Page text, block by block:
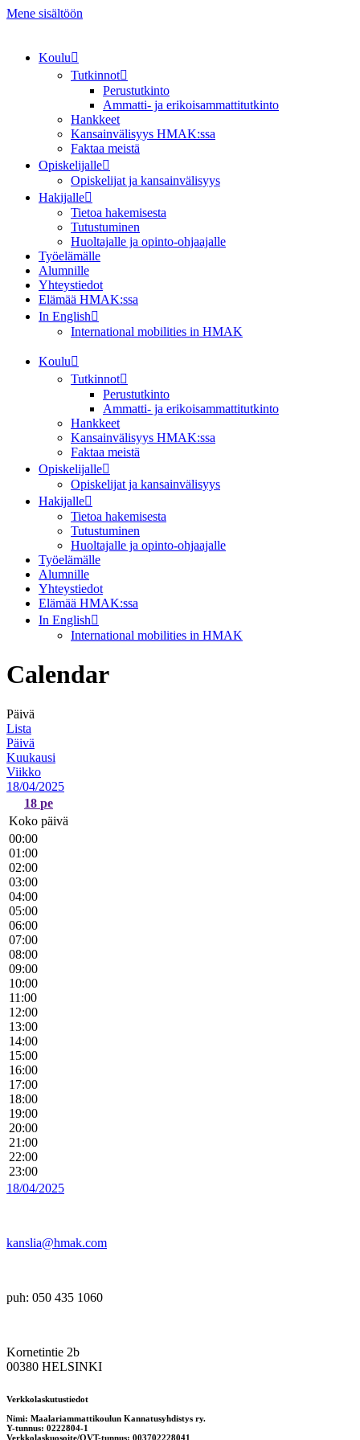
Mene sisältöön
Koulu
Tutkinnot
Perustutkinto
Ammatti- ja erikoisammattitutkinto
Hankkeet
Kansainvälisyys HMAK:ssa
Faktaa meistä
Opiskelijalle
Opiskelijat ja kansainvälisyys
Hakijalle
Tietoa hakemisesta
Tutustuminen
Huoltajalle ja opinto-ohjaajalle
Työelämälle
Alumnille
Yhteystiedot
Elämää HMAK:ssa
In English
International mobilities in HMAK
Koulu
Tutkinnot
Perustutkinto
Ammatti- ja erikoisammattitutkinto
Hankkeet
Kansainvälisyys HMAK:ssa
Faktaa meistä
Opiskelijalle
Opiskelijat ja kansainvälisyys
Hakijalle
Tietoa hakemisesta
Tutustuminen
Huoltajalle ja opinto-ohjaajalle
Työelämälle
Alumnille
Yhteystiedot
Elämää HMAK:ssa
In English
International mobilities in HMAK
Calendar
Päivä
Lista
Päivä
Kuukausi
Viikko
18/04/2025
18 pe
Koko päivä
00:00
01:00
02:00
03:00
04:00
05:00
06:00
07:00
08:00
09:00
10:00
11:00
12:00
13:00
14:00
15:00
16:00
17:00
18:00
19:00
20:00
21:00
22:00
23:00
18/04/2025
kanslia@hmak.com
puh: 050 435 1060
Kornetintie 2b
00380 HELSINKI
Verkkolaskutustiedot
Nimi: Maalariammattikoulun Kannatusyhdistys ry.
Y-tunnus: 0222804-1
Verkkolaskuosoite/OVT-tunnus: 003702228041